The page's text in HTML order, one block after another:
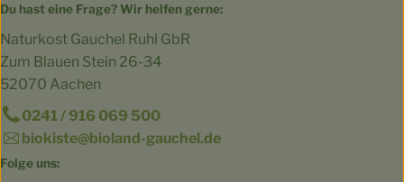
Du hast eine Frage? Wir helfen gerne:
Naturkost Gauchel Ruhl GbR
Zum Blauen Stein 26-34
52070 Aachen
0241 / 916 069 500
biokiste@bioland-gauchel.de
Folge uns: